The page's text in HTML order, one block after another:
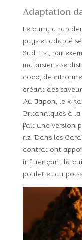
Adaptation
Le curry a
pays et adapté
Sud-Est, par
malaisiens se
coco, de
créant des
Au Japon, le «
Britanniques à la
fait une version
riz. Dans les
contrat ont
influençant la
poulet et au